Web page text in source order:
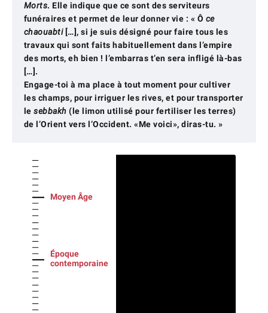
Morts. Elle indique que ce sont des serviteurs
funéraires et permet de leur donner vie : « Ô ce
chaouabti[…], si je suis désigné pour faire tous les
travaux qui sont faits habituellement dans l’empire
des morts, eh bien ! l’embarras t’en sera infligé là-bas
[…].
Engage-toi à ma place à tout moment pour cultiver
les champs, pour irriguer les rives, et pour transporter
lesebbakh (le limon utilisé pour fertiliser les terres)
de l’Orient vers l’Occident. «Me voici», diras-tu. »
Moyen Âge
Époque
contemporaine